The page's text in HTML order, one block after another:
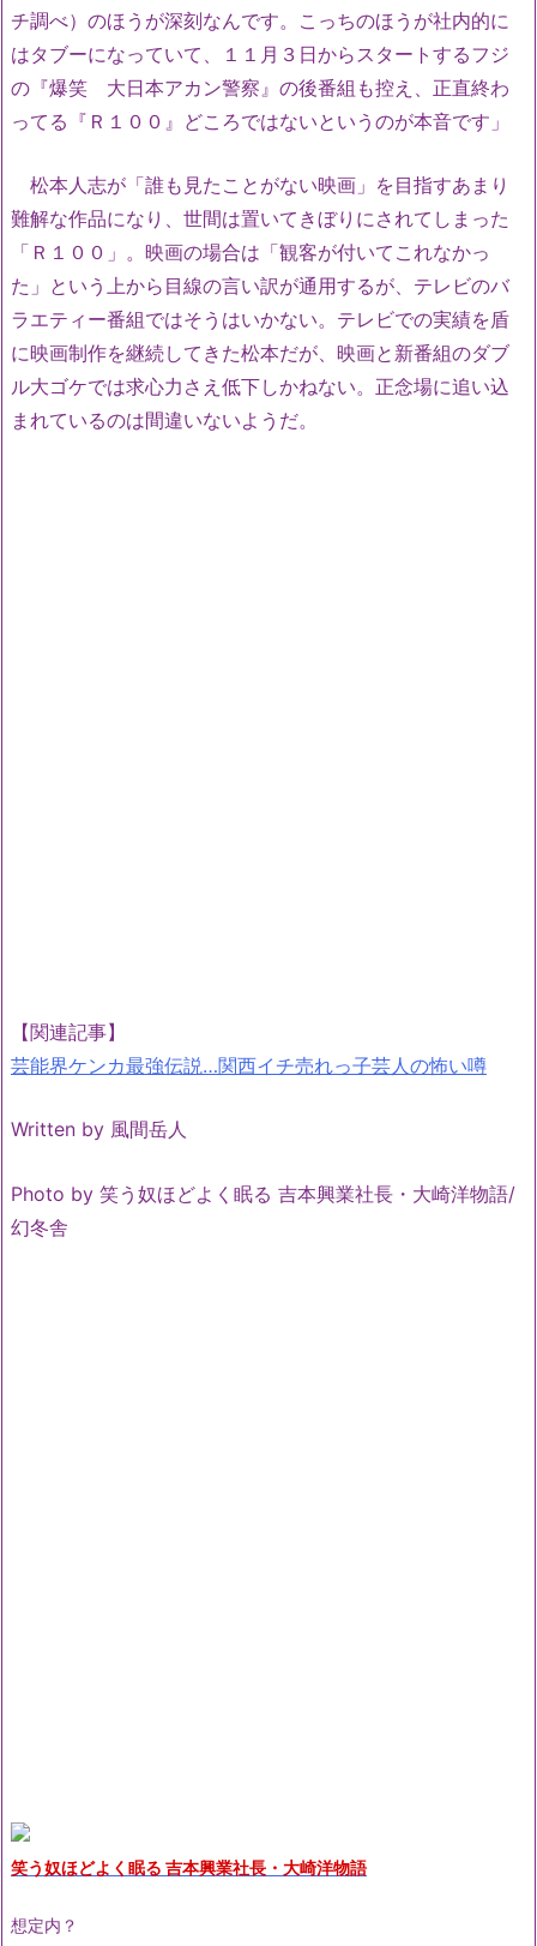
チ調べ）のほうが深刻なんです。こっちのほうが社内的に
はタブーになっていて、１１月３日からスタートするフジ
の『爆笑 大日本アカン警察』の後番組も控え、正直終わ
ってる『Ｒ１００』どころではないというのが本音です」
松本人志が「誰も見たことがない映画」を目指すあまり
難解な作品になり、世間は置いてきぼりにされてしまった
「Ｒ１００」。映画の場合は「観客が付いてこれなかっ
た」という上から目線の言い訳が通用するが、テレビのバ
ラエティー番組ではそうはいかない。テレビでの実績を盾
に映画制作を継続してきた松本だが、映画と新番組のダブ
ル大ゴケでは求心力さえ低下しかねない。正念場に追い込
まれているのは間違いないようだ。
【関連記事】
芸能界ケンカ最強伝説…関西イチ売れっ子芸人の怖い噂
Written by 風間岳人
Photo by 笑う奴ほどよく眠る 吉本興業社長・大崎洋物語/
幻冬舎
笑う奴ほどよく眠る 吉本興業社長・大崎洋物語
想定内？